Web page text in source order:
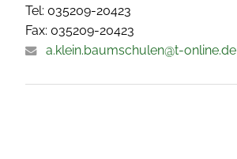
Tel: 035209-20423
Fax: 035209-20423
a.klein.baumschulen@t-online.de